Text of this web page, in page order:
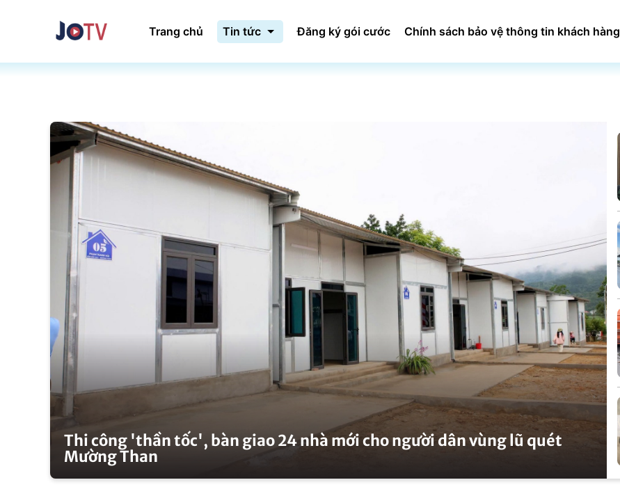
Trang chủ Tin tức Đăng ký gói cước Chính sách bảo vệ thông tin khách hàng
Thi công 'thần tốc', bàn giao 24 nhà mới cho người dân vùng lũ quét
Mường Than